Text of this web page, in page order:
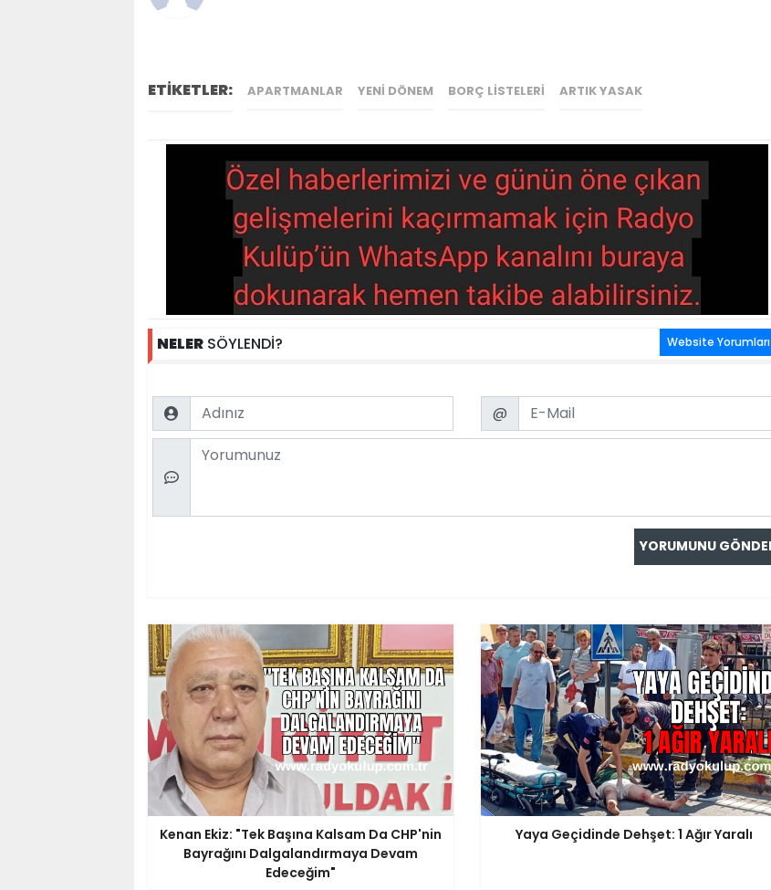
ETİKETLER: APARTMANLAR YENI DÖNEM BORÇ LISTELERI ARTIK YASAK
NELER SÖYLENDİ? Website Yorumları
Name Email
@
Comment
Kenan Ekiz: "Tek Başına Kalsam Da CHP'nin
Bayrağını Dalgalandırmaya Devam
Edeceğim"
Yaya Geçidinde Dehşet: 1 Ağır Yaralı